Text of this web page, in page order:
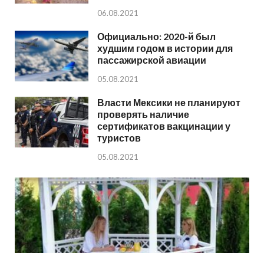
06.08.2021
Официально: 2020-й был
худшим годом в истории для
пассажирской авиации
05.08.2021
Власти Мексики не планируют
проверять наличие
сертификатов вакцинации у
туристов
05.08.2021